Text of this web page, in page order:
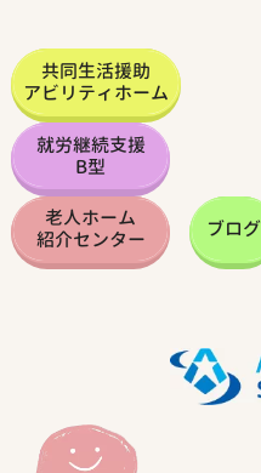
共同生活援助
アビリティホーム
就労継続支援
B型
老人ホーム
紹介センター
ブログ